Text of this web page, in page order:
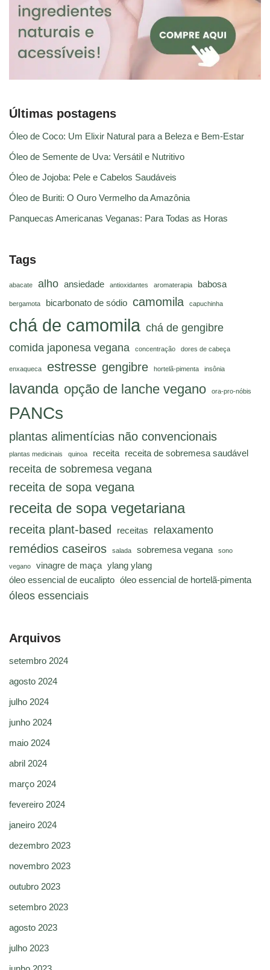
Últimas postagens
Óleo de Coco: Um Elixir Natural para a Beleza e Bem-Estar
Óleo de Semente de Uva: Versátil e Nutritivo
Óleo de Jojoba: Pele e Cabelos Saudáveis
Óleo de Buriti: O Ouro Vermelho da Amazônia
Panquecas Americanas Veganas: Para Todas as Horas
Tags
abacate alho ansiedade antioxidantes aromaterapia babosa
bergamota bicarbonato de sódio camomila capuchinha
chá de camomila chá de gengibre
comida japonesa vegana
concentração dores de cabeça
enxaqueca estresse gengibre hortelã-pimenta insônia
lavanda opção de lanche vegano ora-pro-nóbis
PANCs
plantas alimentícias não convencionais
plantas medicinais quinoa receita receita de sobremesa saudável
receita de sobremesa vegana
receita de sopa vegana
receita de sopa vegetariana
receita plant-based receitas relaxamento
remédios caseiros salada sobremesa vegana sono
vegano vinagre de maça ylang ylang
óleo essencial de eucalipto óleo essencial de hortelã-pimenta
óleos essenciais
Arquivos
setembro 2024
agosto 2024
julho 2024
junho 2024
maio 2024
abril 2024
março 2024
fevereiro 2024
janeiro 2024
dezembro 2023
novembro 2023
outubro 2023
setembro 2023
agosto 2023
julho 2023